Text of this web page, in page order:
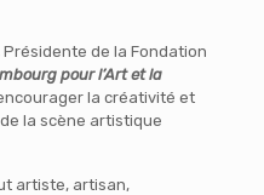
Présidente de la Fondation
pour l’Art et la
la créativité et
la scène artistique
artiste, artisan,